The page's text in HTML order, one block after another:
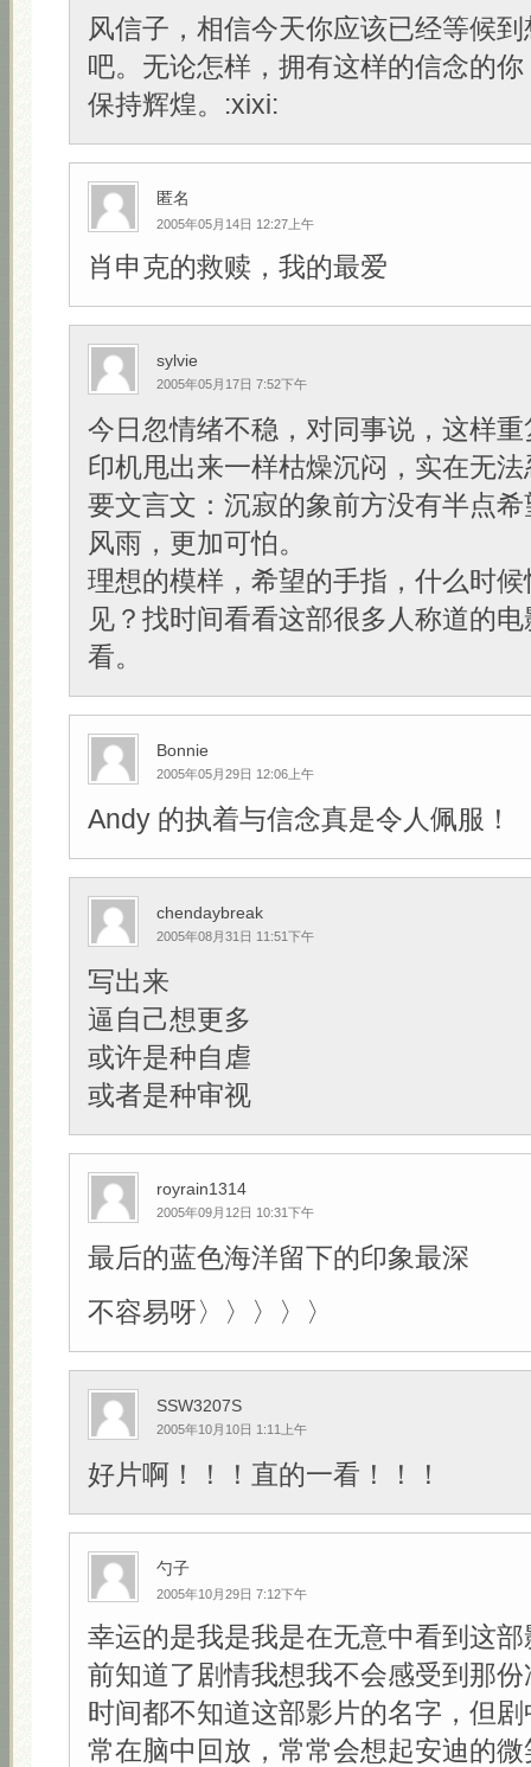
风信子，相信今天你应该已经等候
吧。无论怎样，拥有这样的信念的
保持辉煌。:xixi:
匿名
2005年05月14日 12:27上午
肖申克的救赎，我的最爱
sylvie
2005年05月17日 7:52下午
今日忽情绪不稳，对同事说，这样
印机甩出来一样枯燥沉闷，实在无
要文言文：沉寂的象前方没有半点
风雨，更加可怕。
理想的模样，希望的手指，什么时
见？找时间看看这部很多人称道的
看。
Bonnie
2005年05月29日 12:06上午
Andy 的执着与信念真是令人佩服！
chendaybreak
2005年08月31日 11:51下午
写出来
逼自己想更多
或许是种自虐
或者是种审视
royrain1314
2005年09月12日 10:31下午
最后的蓝色海洋留下的印象最深
不容易呀〉〉〉〉〉
SSW3207S
2005年10月10日 1:11上午
好片啊！！！直的一看！！！
勺子
2005年10月29日 7:12下午
幸运的是我是我是在无意中看到这
前知道了剧情我想我不会感受到那
时间都不知道这部影片的名字，但
常在脑中回放，常常会想起安迪的